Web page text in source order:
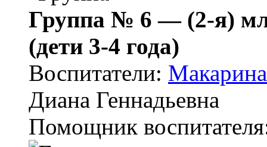
Группа № 6 — (2-я)
(дети 3-4 года)
Воспитатели:
Диана Геннадьевна
Помощник